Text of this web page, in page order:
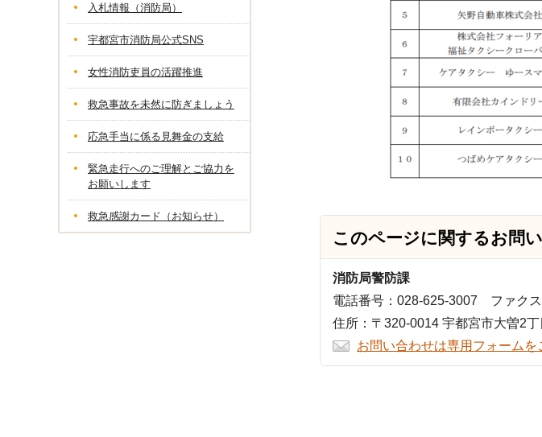
このページに関するお問
消防局警防課
電話番号：028-625-3007 ファク
住所：〒320-0014 宇都宮市大曽2
お問い合わせは専用フォームを
入札情報（消防局）
宇都宮市消防局公式SNS
女性消防吏員の活躍推進
救急事故を未然に防ぎましょう
応急手当に係る見舞金の支給
緊急走行へのご理解とご協力を
お願いします
救急感謝カード（お知らせ）